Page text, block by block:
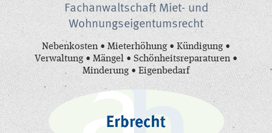
Fachanwaltschaft Miet- und
Wohnungseigentumsrecht
Nebenkosten • Mieterhöhung • Kündigung •
Verwaltung • Mängel • Schönheitsreparaturen •
Minderung • Eigenbedarf